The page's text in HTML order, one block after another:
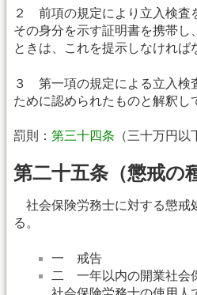
２ 前項の規定により立入検査
その身分を示す証明書を携帯し
ときは、これを提示しなければ
３ 第一項の規定による立入検
ために認められたものと解釈し
罰則： 第三十四条 （三十万円以
第二十五条（懲戒の
社会保険労務士に対する懲戒
る。
一 戒告
二 一年以内の開業社会